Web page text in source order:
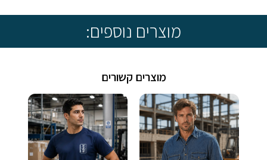
מוצרים נוספים:
מוצרים קשורים